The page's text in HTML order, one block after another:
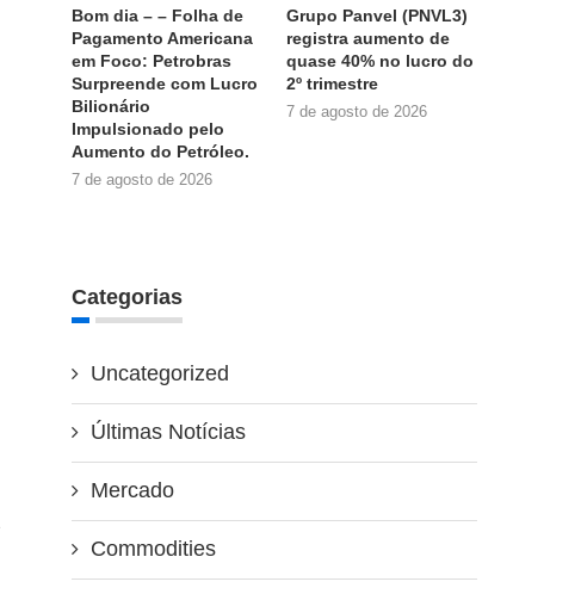
Bom dia – – Folha de
Pagamento Americana
em Foco: Petrobras
Surpreende com Lucro
Bilionário
Impulsionado pelo
Aumento do Petróleo.
7 de agosto de 2026
Grupo Panvel (PNVL3)
registra aumento de
quase 40% no lucro do
2º trimestre
7 de agosto de 2026
Categorias
Uncategorized
Últimas Notícias
Mercado
Commodities